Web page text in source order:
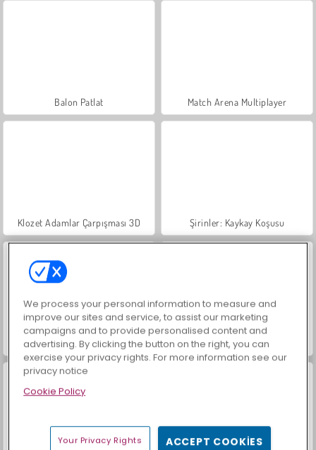
Balon Patlat Match Arena Multiplayer
Klozet Adamlar Çarpışması 3D Şirinler: Kaykay Koşusu
Şekil Değiştirme Yarışı Pizzayı Yetiştir
We process your personal information to measure and
improve our sites and service, to assist our marketing
campaigns and to provide personalised content and
advertising. By clicking the button on the right, you can
exercise your privacy rights. For more information see our
privacy notice
Cookie Policy
Your Privacy Rights ACCEPT COOKIES